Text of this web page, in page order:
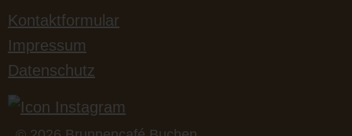
Kontaktformular
Impressum
Datenschutz